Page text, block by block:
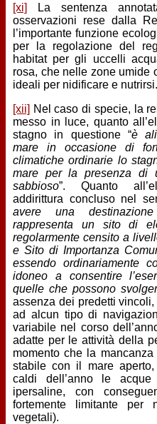
[xi]
La sentenza
osservazioni rese dalla
l’importante funzione
per la regolazione del
habitat per gli uccelli
rosa, che nelle zone umide
ideali per nidificare e nutrirsi.
[xii] Nel caso di specie, la
messo in luce, quanto
stagno in questione “è
mare in occasione di
climatiche ordinarie lo
mare per la presenza di
sabbioso”. Quanto
addirittura concluso nel
avere una
rappresenta un sito di
regolarmente censito a
e Sito di Importanza
essendo ordinariamente
idoneo a consentire
quelle che possono
assenza dei predetti
ad alcun tipo di
variabile nel corso
adatte per le attività della
momento che la
stabile con il mare
caldi dell’anno le
ipersaline, con
fortemente limitante per
vegetali).